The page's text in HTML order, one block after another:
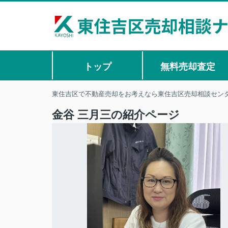
トップ 無料売却査定
東住吉区で不動産売却をお考えなら東住吉区売却相談セン
金谷 三月三の紹介ページ